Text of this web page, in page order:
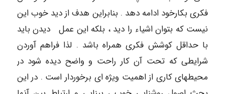
فکری بکارخود ادامه دهد . بنابراین هدف از دید خوب این
نیست که بتوان اشیاء را دید ، بلکه این عمل دیدن باید
با حداقل کوشش فکری همراه باشد . لذا فراهم آوردن
شرایطی که تحت آن کار راحت و واضح دیده شود در
محیطهای کاری از اهمیت ویژه ای برخوردار است . در این